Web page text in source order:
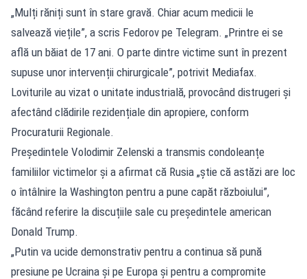
„Mulți răniți sunt în stare gravă. Chiar acum medicii le
salvează viețile”, a scris Fedorov pe Telegram. „Printre ei se
află un băiat de 17 ani. O parte dintre victime sunt în prezent
supuse unor intervenții chirurgicale”, potrivit Mediafax.
Loviturile au vizat o unitate industrială, provocând distrugeri și
afectând clădirile rezidențiale din apropiere, conform
Procuraturii Regionale.
Președintele Volodimir Zelenski a transmis condoleanțe
familiilor victimelor și a afirmat că Rusia „știe că astăzi are loc
o întâlnire la Washington pentru a pune capăt războiului”,
făcând referire la discuțiile sale cu președintele american
Donald Trump.
„Putin va ucide demonstrativ pentru a continua să pună
presiune pe Ucraina și pe Europa și pentru a compromite